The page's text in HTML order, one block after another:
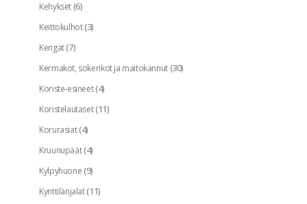
Kehykset(6)
Keittokulhot(3)
Kengät(7)
Kermakot, sokerikot ja maitokannut(30)
Koriste-esineet(4)
Koristelautaset(11)
Korurasiat(4)
Kruunupäät(4)
Kylpyhuone(9)
Kynttilänjalat(11)